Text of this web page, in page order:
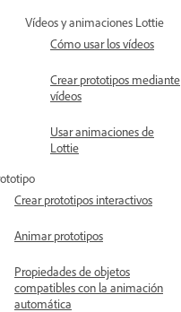
Vídeos y animaciones Lottie
Cómo usar los vídeos
Crear prototipos mediante
vídeos
Usar animaciones de
Lottie
Crear prototipos interactivos
Animar prototipos
Propiedades de objetos
compatibles con la animación
automática